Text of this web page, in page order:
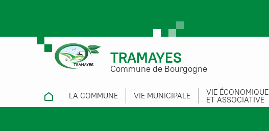
TRAMAYES
Commune de Bourgogne
LA COMMUNE VIE MUNICIPALE VIE ÉCONOMIQUE
ET ASSOCIATIVE